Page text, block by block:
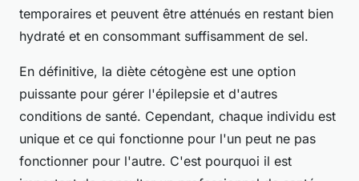
temporaires et peuvent être atténués en restant bien
hydraté et en consommant suffisamment de sel.
En définitive, la diète cétogène est une option
puissante pour gérer l'épilepsie et d'autres
conditions de santé. Cependant, chaque individu est
unique et ce qui fonctionne pour l'un peut ne pas
fonctionner pour l'autre. C'est pourquoi il est